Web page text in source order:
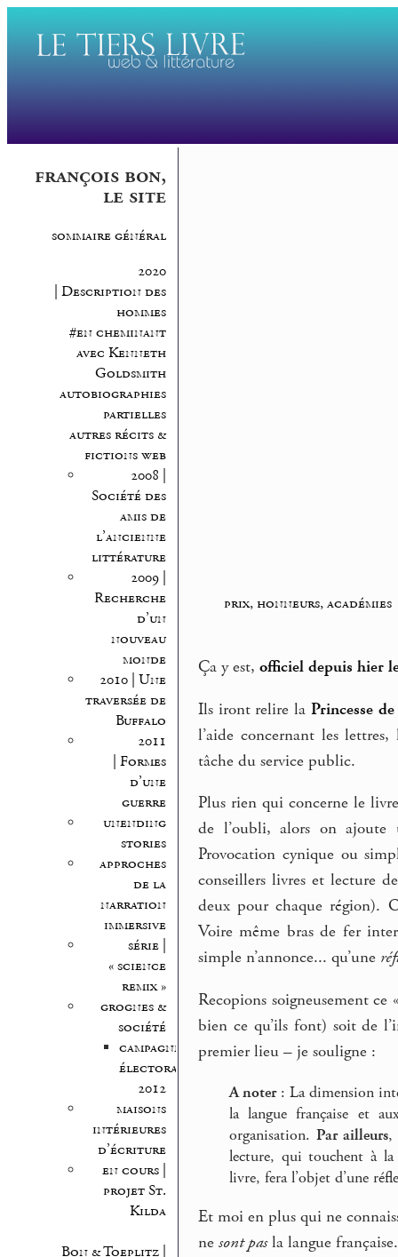
françois bon,
le site
sommaire général
2020
| Description des
hommes
#en cheminant
avec Kenneth
Goldsmith
autobiographies
partielles
autres récits &
fictions web
2008 |
Société des
amis de
l’ancienne
littérature
2009 |
Recherche
d’un
nouveau
monde
2010 | Une
traversée de
Buffalo
2011
| Formes
d’une
guerre
unending
stories
approches
de la
narration
immersive
série |
« science
remix »
grognes &
société
campagne
électorale
2012
maisons
intérieures
d’écriture
en cours |
projet St.
Kilda
Bon & Toeplitz |
prix, honneurs, académies
Ça y est,officiel depuis hier
Ils iront relire la Princesse
l’aide concernant les
tâche du service public.
Plus rien qui concerne le
de l’oubli, alors on
Provocation cynique ou
conseillers livres et lecture
deux pour chaque région).
Voire même bras de fer
simple n’annonce... qu’une
Recopions soigneusement
bien ce qu’ils font) soit de
premier lieu – je souligne :
A noter: La dimension
la langue française et
organisation. Par ailleurs,
lecture, qui touchent à
livre, fera l’objet d’une
Et moi en plus qui ne
nesont pasla langue